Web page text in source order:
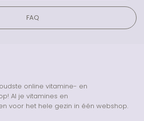
FAQ
online vitamine- en
Al je vitamines en
voor het hele gezin in één webshop.